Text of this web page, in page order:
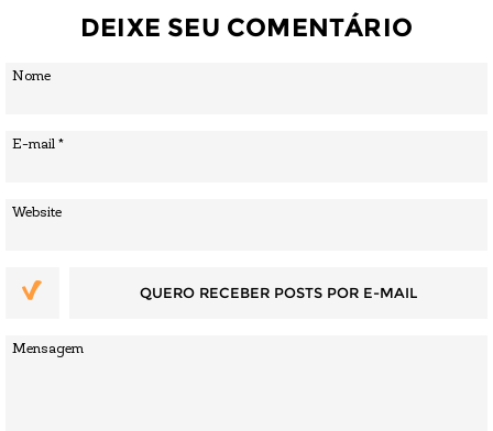
DEIXE SEU COMENTÁRIO
QUERO RECEBER POSTS POR E-MAIL